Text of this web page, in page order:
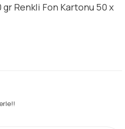
Renkli Fon Kartonu 50 x